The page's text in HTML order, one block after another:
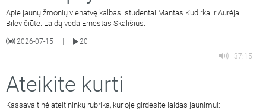
Apie jaunų žmonių vienatvę kalbasi studentai Mantas Kudirka ir Aurėja
Bilevičiūtė. Laidą veda Ernestas Skališius.
2026-07-15
20
37:15
Ateikite kurti
Kassavaitinė ateitininkų rubrika, kurioje girdėsite laidas jaunimui: